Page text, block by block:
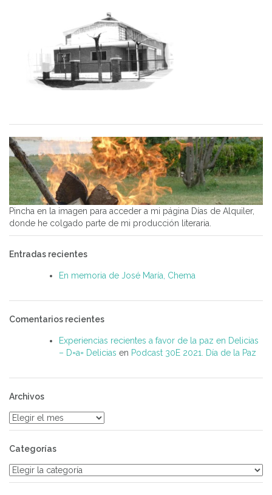
Pincha en la imagen para acceder a mi página Días de Alquiler,
donde he colgado parte de mi producción literaria.
Entradas recientes
En memoria de José María, Chema
Comentarios recientes
Experiencias recientes a favor de la paz en Delicias
– D=a= Delicias en Podcast 30E 2021. Día de la Paz
Archivos
Archivos
Categorías
Categorías